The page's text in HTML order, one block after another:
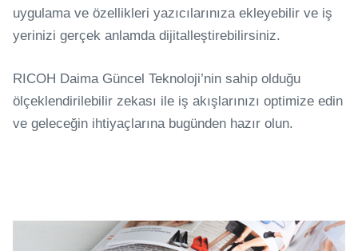
uygulama ve özellikleri yazıcılarınıza ekleyebilir ve iş
yerinizi gerçek anlamda dijitalleştirebilirsiniz.
RICOH Daima Güncel Teknoloji’nin sahip olduğu
ölçeklendirilebilir zekası ile iş akışlarınızı optimize edin
ve geleceğin ihtiyaçlarına bugünden hazır olun.